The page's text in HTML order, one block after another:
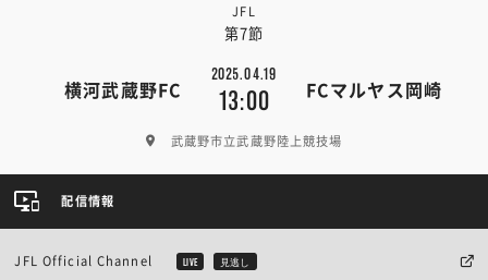
JFL
第7節
横河武蔵野FC
2025.04.19
13:00 FCマルヤス岡崎
武蔵野市立武蔵野陸上競技場
配信情報
JFL Official Channel LIVE 見逃し